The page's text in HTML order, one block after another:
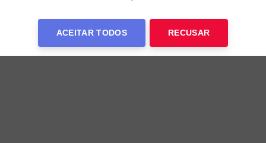
ACEITAR TODOS RECUSAR